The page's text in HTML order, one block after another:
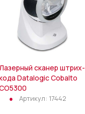
сканер штрих-
Datalogic Cobalto
Артикул: 17442